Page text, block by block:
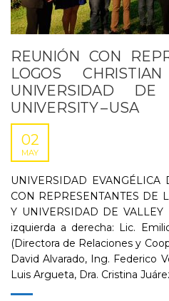
REUNIÓN CON
LOGOS
UNIVERSIDAD DE
UNIVERSITY – USA
02
MAY
UNIVERSIDAD
CON REPRESENTANTES DE
Y UNIVERSIDAD DE VALLEY
izquierda a derecha: Lic.
(Directora de Relaciones y
David Alvarado, Ing. Federico
Luis Argueta, Dra. Cristina